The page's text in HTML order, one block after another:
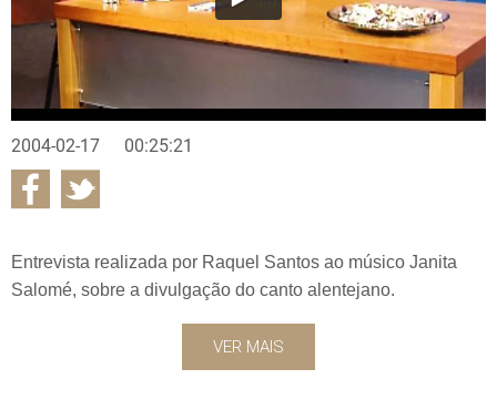
2004-02-17 00:25:21
Entrevista realizada por Raquel Santos ao músico Janita
Salomé, sobre a divulgação do canto alentejano.
VER MAIS